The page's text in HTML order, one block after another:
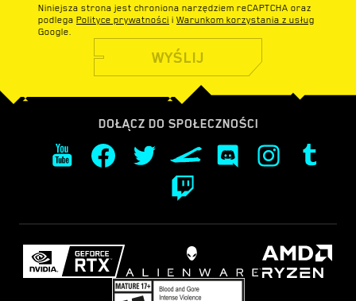
Niniejsza strona jest chroniona narzędziem reCAPTCHA oraz
podlega Polityce prywatności i Warunkom korzystania z usług
Google.
WYŚLIJ
DOŁĄCZ DO SPOŁECZNOŚCI